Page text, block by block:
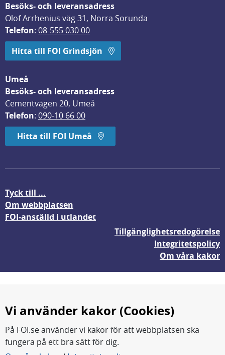
Besöks- och leveransadress
Olof Arrhenius väg 31, Norra Sorunda
Telefon: 08-555 030 00
Hitta till FOI Grindsjön
Umeå
Besöks- och leveransadress
Cementvägen 20, Umeå
Telefon: 090-10 66 00
Hitta till FOI Umeå
Tyck till ...
Om webbplatsen
FOI-anställd i utlandet
Tillgänglighetsredogörelse
Integritetspolicy
Om våra kakor
FOI forskar för en säkrare värld.
Vi använder kakor (Cookies)
På FOI.se använder vi kakor för att webbplatsen ska
fungera på ett bra sätt för dig.